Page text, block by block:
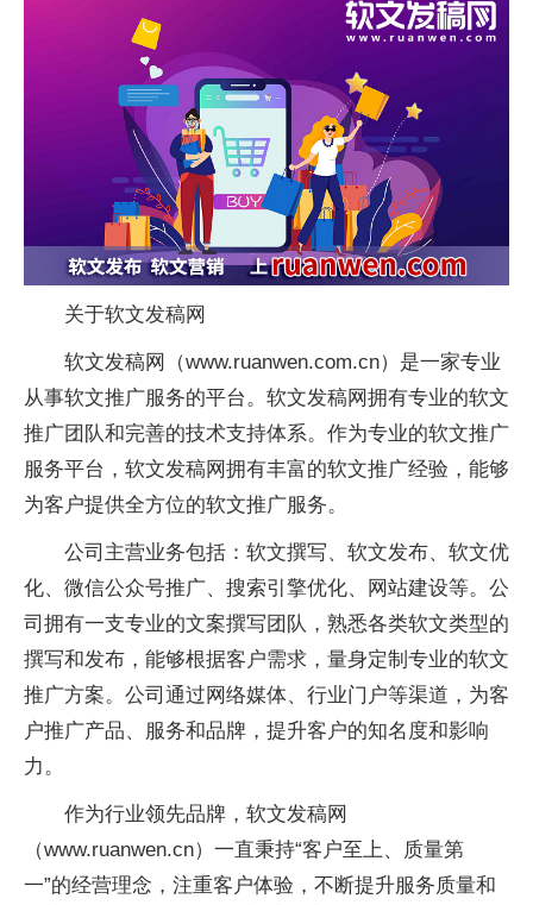
关于软文发稿网
软文发稿网（www.ruanwen.com.cn）是一家专业
从事软文推广服务的平台。软文发稿网拥有专业的软文
推广团队和完善的技术支持体系。作为专业的软文推广
服务平台，软文发稿网拥有丰富的软文推广经验，能够
为客户提供全方位的软文推广服务。
公司主营业务包括：软文撰写、软文发布、软文优
化、微信公众号推广、搜索引擎优化、网站建设等。公
司拥有一支专业的文案撰写团队，熟悉各类软文类型的
撰写和发布，能够根据客户需求，量身定制专业的软文
推广方案。公司通过网络媒体、行业门户等渠道，为客
户推广产品、服务和品牌，提升客户的知名度和影响
力。
作为行业领先品牌，软文发稿网
（www.ruanwen.cn）一直秉持“客户至上、质量第
一”的经营理念，注重客户体验，不断提升服务质量和